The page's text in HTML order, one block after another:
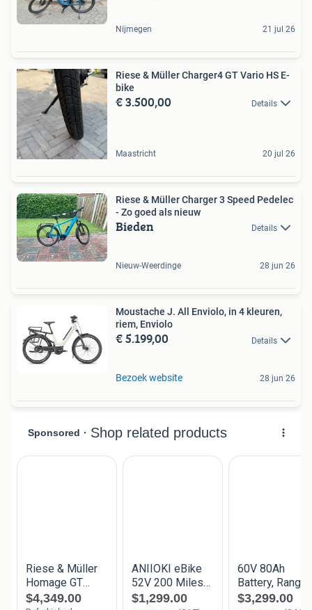
Nijmegen 21 jul 26
Riese & Müller Charger4 GT Vario HS E-
bike
€ 3.500,00 Details
Maastricht 20 jul 26
Riese & Müller Charger 3 Speed Pedelec
- Zo goed als nieuw
Bieden Details
Nieuw-Weerdinge 28 jun 26
Moustache J. All Enviolo, in 4 kleuren,
riem, Enviolo
€ 5.199,00 Details
Bezoek website 28 jun 26